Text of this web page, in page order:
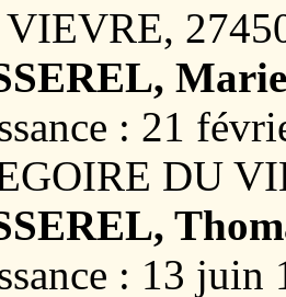
: 21
DU
: 13 juin